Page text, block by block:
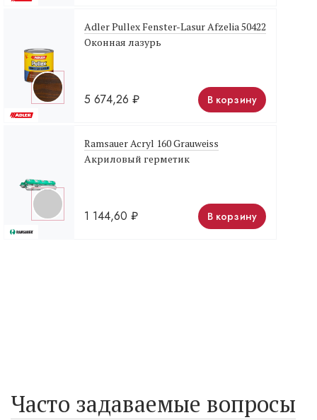
Adler Pullex Fenster-Lasur Afzelia 50422
Оконная лазурь
5 674,26 ₽ В корзину
Ramsauer Acryl 160 Grauweiss
Акриловый герметик
1 144,60 ₽ В корзину
Часто задаваемые вопросы